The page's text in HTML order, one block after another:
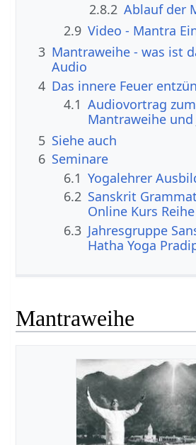
2.8.2 Ablauf der
2.9 Video - Mantra
3 Mantraweihe - was ist
Audio
4 Das innere Feuer
4.1 Audiovortrag
Mantraweihe und
5 Siehe auch
6 Seminare
6.1 Yogalehrer
6.2 Sanskrit
Online Kurs Reihe
6.3 Jahresgruppe
Hatha Yoga
Mantraweihe